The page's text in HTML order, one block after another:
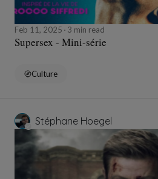
Feb 11, 2025 3 min read
Supersex - Mini-série
Culture
Stéphane Hoegel